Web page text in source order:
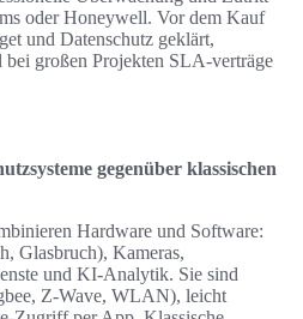
oder Honeywell. Vor dem Kauf
und Datenschutz geklärt,
bei großen Projekten SLA‑verträge
gegenüber klassischen
Hardware und Software:
Glasbruch), Kameras,
und KI-Analytik. Sie sind
Z-Wave, WLAN), leicht